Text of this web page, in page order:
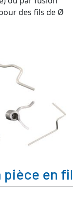
des fils de Ø
pièce en fil